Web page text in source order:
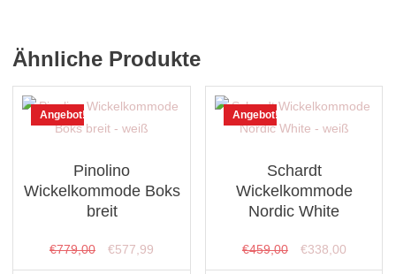
Ähnliche Produkte
Angebot!
Pinolino
Wickelkommode Boks
breit
€779,00
Ursprünglicher
Preis
€577,99
Preis
Angebot!
Schardt
Wickelkommode
Nordic White
€459,00
Ursprünglicher
Preis
€338,00Aktueller
Preis